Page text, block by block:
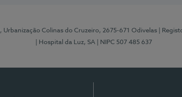
Urbanização Colinas do Cruzeiro, 2675-671 Odivelas |
| Hospital da Luz, SA
| NIPC 507 485 637